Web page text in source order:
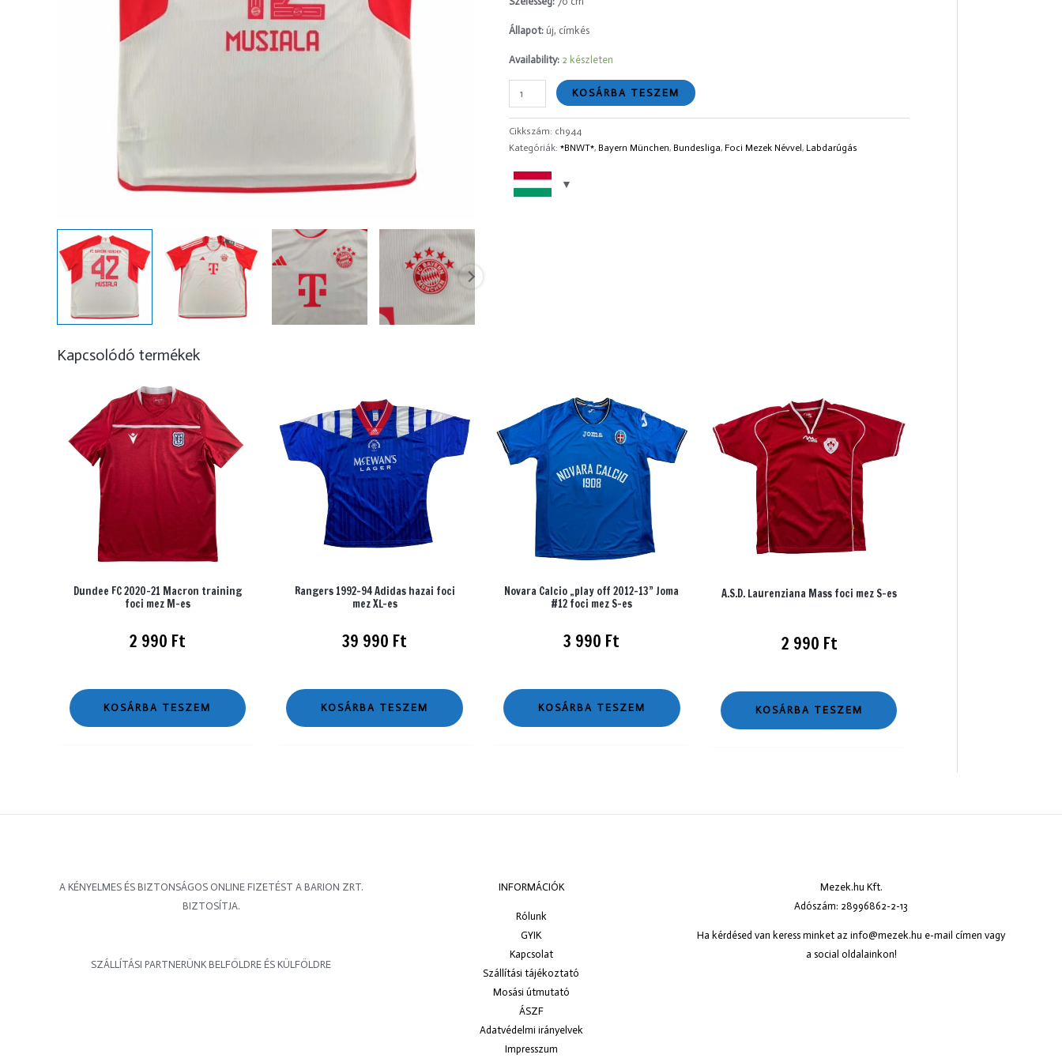
Állapot:új, címkés
Availability: 2 készleten
es
mennyiség
KOSÁRBA TESZEM
Cikkszám: ch944
Kategóriák: *BNWT*, Bayern München, Bundesliga, Foci Mezek Névvel, Labdarúgás
Kapcsolódó termékek
Dundee FC 2020-21 Macron training
foci mez M-es
2 990 Ft
KOSÁRBA TESZEM
Rangers 1992-94 Adidas hazai foci
mez XL-es
39 990 Ft
KOSÁRBA TESZEM
Novara Calcio „play off 2012-13” Joma
#12 foci mez S-es
3 990 Ft
KOSÁRBA TESZEM
A.S.D. Laurenziana Mass foci mez S-es
2 990 Ft
KOSÁRBA TESZEM
A KÉNYELMES ÉS BIZTONSÁGOS ONLINE FIZETÉST A BARION ZRT.
BIZTOSÍTJA.
SZÁLLÍTÁSI PARTNERÜNK BELFÖLDRE ÉS KÜLFÖLDRE
INFORMÁCIÓK
Rólunk
GYIK
Kapcsolat
Szállítási tájékoztató
Mosási útmutató
ÁSZF
Adatvédelmi irányelvek
Impresszum
Mezek.hu Kft.
Adószám: 28996862-2-13
Ha kérdésed van keress minket az info@mezek.hu e-mail címen vagy
a social oldalainkon!